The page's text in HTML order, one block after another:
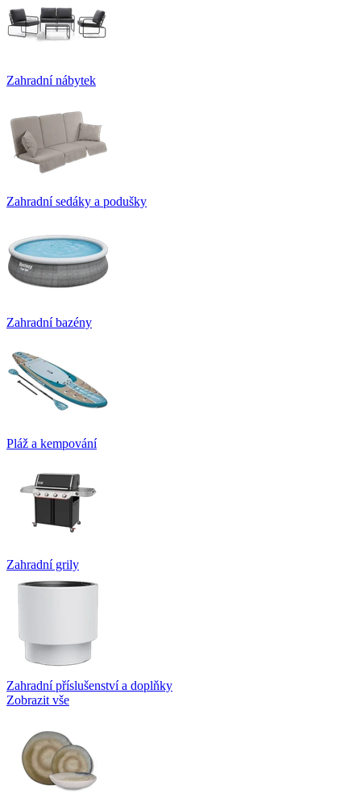
Zahradní nábytek
Zahradní sedáky a podušky
Zahradní bazény
Pláž a kempování
Zahradní grily
Zahradní příslušenství a doplňky
Zobrazit vše